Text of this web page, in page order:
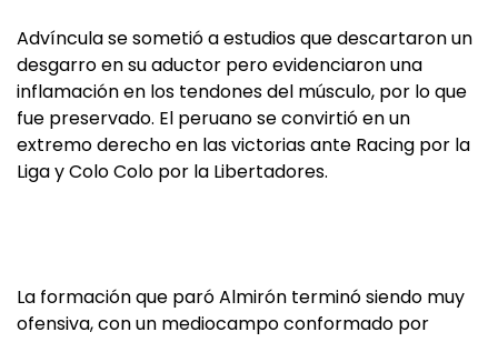
Advíncula se sometió a estudios que descartaron un
desgarro en su aductor pero evidenciaron una
inflamación en los tendones del músculo, por lo que
fue preservado. El peruano se convirtió en un
extremo derecho en las victorias ante Racing por la
Liga y Colo Colo por la Libertadores.
La formación que paró Almirón terminó siendo muy
ofensiva, con un mediocampo conformado por